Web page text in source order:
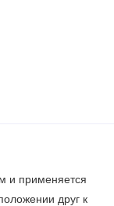
и применяется
друг к